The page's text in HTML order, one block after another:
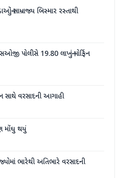
સામ્રાજ્ય બિસ્માર રસ્તાથી
પોલીસે 19.80 લાખનું મોર્ફિન
વરસાદની આગાહી
મોંઘુ થયું
ભારેથી અતિભારે વરસાદની